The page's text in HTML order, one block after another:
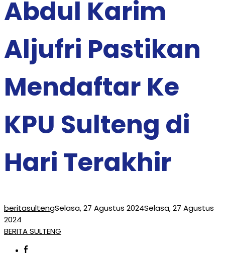
Abdul Karim
Aljufri Pastikan
Mendaftar Ke
KPU Sulteng di
Hari Terakhir
beritasultengSelasa, 27 Agustus 2024Selasa, 27 Agustus
2024
BERITA SULTENG